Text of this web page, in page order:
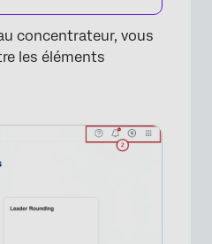
concentrateur, vous
les éléments